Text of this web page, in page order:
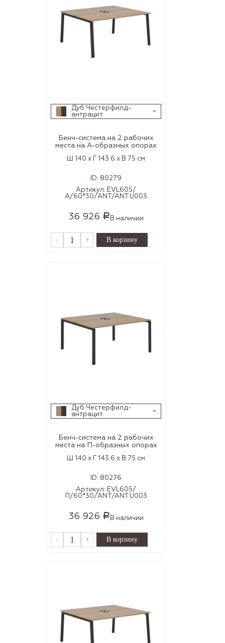
Дуб Честерфилд-
антрацит
Бенч-система на 2 рабочих
места на А-образных опорах
Ш 140 x Г 143.6 x В 75 см
ID: 80279
Артикул: EVL605/
А/60*30/ANT/ANT.U003
36 926 РВ наличии
- +
Дуб Честерфилд-
антрацит
Бенч-система на 2 рабочих
места на П-образных опорах
Ш 140 x Г 143.6 x В 75 см
ID: 80276
Артикул: EVL605/
П/60*30/ANT/ANT.U003
36 926 РВ наличии
- +